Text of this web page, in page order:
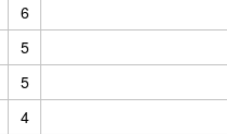
6
5
5
4